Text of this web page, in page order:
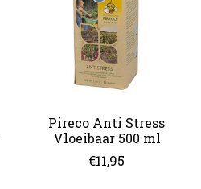
Pireco Anti Stress
Vloeibaar 500 ml
€11,95